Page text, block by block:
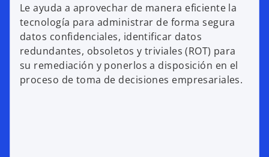
Le ayuda a aprovechar de manera eficiente la
tecnología para administrar de forma segura
datos confidenciales, identificar datos
redundantes, obsoletos y triviales (ROT) para
su remediación y ponerlos a disposición en el
proceso de toma de decisiones empresariales.